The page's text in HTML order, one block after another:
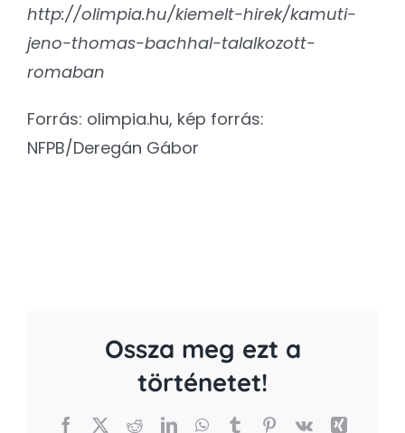
http://olimpia.hu/kiemelt-hirek/kamuti-
jeno-thomas-bachhal-talalkozott-
romaban
Forrás: olimpia.hu, kép forrás:
NFPB/Deregán Gábor
Ossza meg ezt a
történetet!
Facebook RedditLinkedInWhatsApp
TumblrPinterest
Vk
Xing